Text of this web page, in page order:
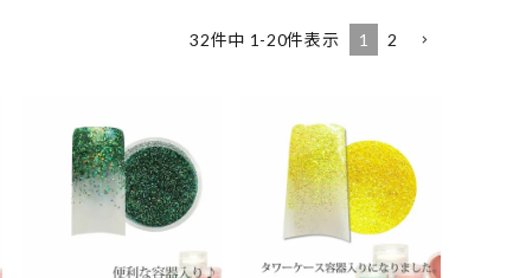
あると便利32件中 1 -20件表示 1 2